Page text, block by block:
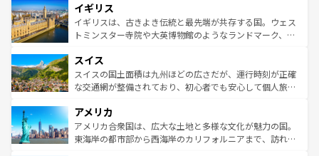
いる。シャンパンの発祥地であるランス、プロヴァンスの
香り高いラベンダー畑など、多彩な楽しみ方が可能だ。さ
らに、パリ以外の地域にも魅力が溢れており、どの街角に
れる地方に足を運ぶとそれぞれで全く異なる文化を体験で
きるだろう。 なお、新着のフランス情報はコンテンツ一覧
を参照してほしい。
顔を持つこの国は、どこを歩いても飽きることがない。ベ
ルリンの文化的活気、バイエルン州のアルプスの絶景、そ
してライン川沿いのワイン畑といった風景は必見。ビール
は、お酒好きな人にはぜひ体験してほしい。 なお、新着の
ドイツ情報はコンテンツ一覧を参照してほしい。
イギリス
イギリスは、古きよき伝統と最先端が共存する国。ウェス
トミンスター寺院や大英博物館のようなランドマーク、歴
リアごとに異なる魅力がある。また、優雅なアフタヌーン
ティー、ビール好きにはたまらない英国パブ、サッカー観
戦など、本場だからこそできる体験も豊富。イギリスを旅
ンツ一覧を参照してほしい。
スイス
スイスの国土面積は九州ほどの広さだが、運行時刻が正確
な交通網が整備されており、初心者でも安心して個人旅行
の建物がそのまま残る町や、スイスならではのユニークな
博物館もあり、アルプス観光だけでなく町歩きも満喫する
ことができる。国民の所得が高いため物価も高いが、旅行
アメリカ
アメリカ合衆国は、広大な土地と多様な文化が魅力の国。
東海岸の都市部から西海岸のカリフォルニアまで、訪れる